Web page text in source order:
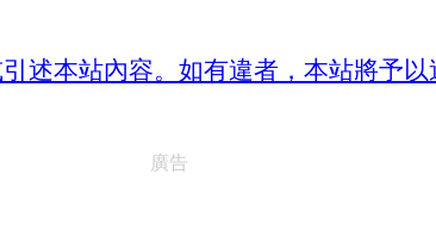
述本站內容。如有違者，本站將予以
廣告